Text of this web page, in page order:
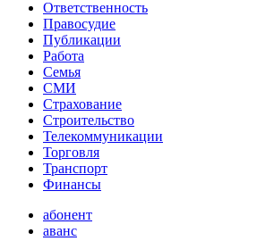
Ответственность
Правосудие
Публикации
Работа
Семья
СМИ
Страхование
Строительство
Телекоммуникации
Торговля
Транспорт
Финансы
абонент
аванс